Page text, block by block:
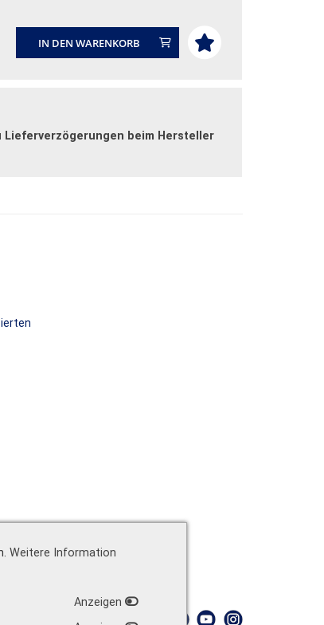
Weitere Information
Anzeigen
IN DEN WARENKORB
beim Hersteller